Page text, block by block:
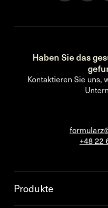
Haben Sie das
Kontaktieren Sie uns,
+48 22
Produkte